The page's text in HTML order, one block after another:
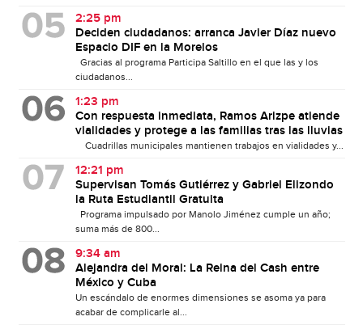
2:25 pm
Deciden ciudadanos: arranca Javier Díaz nuevo
Espacio DIF en la Morelos
Gracias al programa Participa Saltillo en el que las y los
ciudadanos...
1:23 pm
Con respuesta inmediata, Ramos Arizpe atiende
vialidades y protege a las familias tras las lluvias
Cuadrillas municipales mantienen trabajos en vialidades y...
12:21 pm
Supervisan Tomás Gutiérrez y Gabriel Elizondo
la Ruta Estudiantil Gratuita
Programa impulsado por Manolo Jiménez cumple un año;
suma más de 800...
9:34 am
Alejandra del Moral: La Reina del Cash entre
México y Cuba
Un escándalo de enormes dimensiones se asoma ya para
acabar de complicarle al...